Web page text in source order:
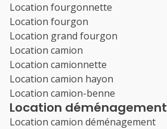
Location fourgonnette
Location fourgon
Location grand fourgon
Location camion
Location camionnette
Location camion hayon
Location camion-benne
Location déménagement
Location camion déménagement